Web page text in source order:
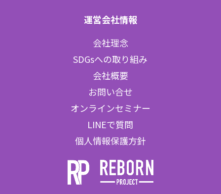
運営会社情報
会社理念
SDGsへの取り組み
会社概要
お問い合せ
オンラインセミナー
LINEで質問
個人情報保護方針